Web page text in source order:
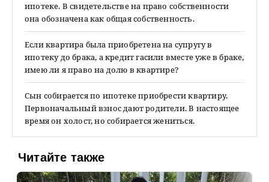
ипотеке. В свидетельстве на право собственности
она обозначена как общая собственность.
Если квартира была приобретена на супругу в
ипотеку до брака, а кредит гасили вместе уже в браке,
имею ли я право на долю в квартире?
Сын собирается по ипотеке приобрести квартиру.
Первоначальный взнос дают родители. В настоящее
время он холост, но собирается жениться.
Читайте также